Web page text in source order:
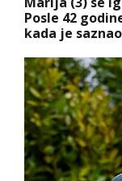
Posle 42
kada je